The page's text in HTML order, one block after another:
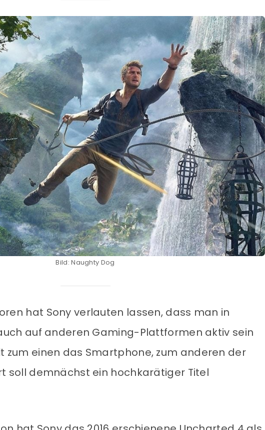
Bild: Naughty Dog
hat Sony verlauten lassen, dass man in
auf anderen Gaming-Plattformen aktiv sein
zum einen das Smartphone, zum anderen der
soll demnächst ein hochkarätiger Titel